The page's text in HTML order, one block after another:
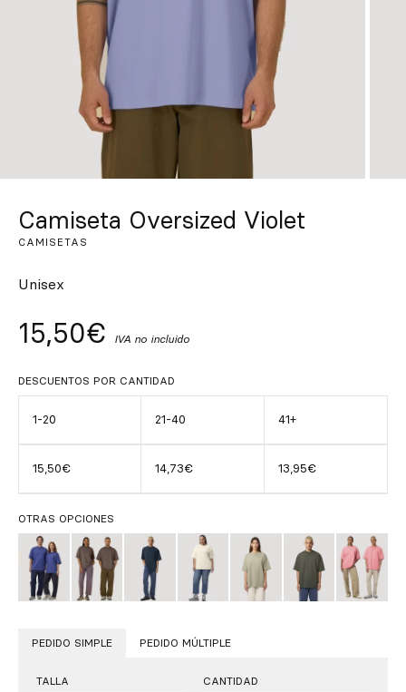
EN DE
Camiseta Oversized Violet
CAMISETAS
Unisex
15,50€ IVA no incluido
DESCUENTOS POR CANTIDAD
1-20 21-40 41+
15,50€ 14,73€ 13,95€
OTRAS OPCIONES
PEDIDO SIMPLE PEDIDO MÚLTIPLE
TALLA CANTIDAD